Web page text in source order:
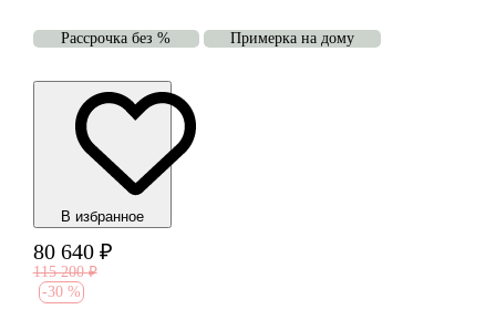
Рассрочка без % Примерка на дому
В избранноe
80 640 ₽
115 200 ₽
-30 %